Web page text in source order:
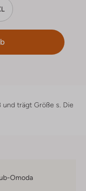
trägt Größe s. Die
Omoda